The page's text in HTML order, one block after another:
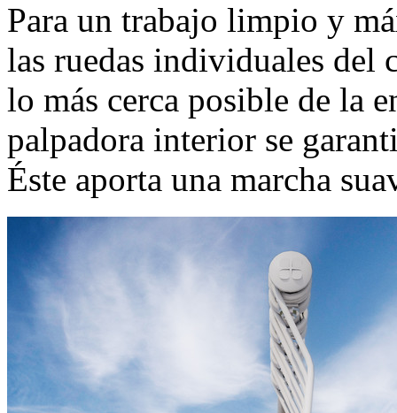
Para un trabajo limpio y
las ruedas individuales del
lo más cerca posible de la
palpadora interior se
Éste aporta una marcha